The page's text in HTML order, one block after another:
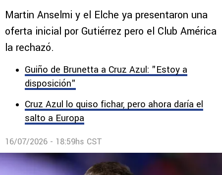
Martin Anselmi y el Elche ya presentaron una
oferta inicial por Gutiérrez pero el Club América
la rechazó.
Guiño de Brunetta a Cruz Azul: "Estoy a
disposición"
Cruz Azul lo quiso fichar, pero ahora daría el
salto a Europa
16/07/2026 - 18:59hs CST